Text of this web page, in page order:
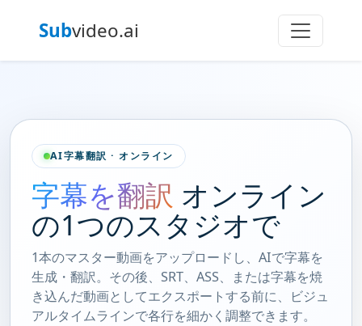
Subvideo.ai
AI字幕翻訳 · オンライン
字幕を翻訳 オンライン
の1つのスタジオで
1本のマスター動画をアップロードし、AIで字幕を
生成・翻訳。その後、SRT、ASS、または字幕を焼
き込んだ動画としてエクスポートする前に、ビジュ
アルタイムラインで各行を細かく調整できます。